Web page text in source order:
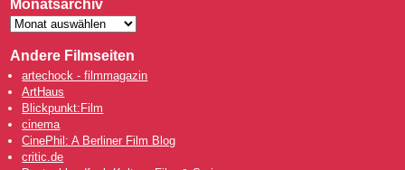
Monatsarchiv
Andere Filmseiten
artechock - filmmagazin
ArtHaus
Blickpunkt:Film
cinema
CinePhil: A Berliner Film Blog
critic.de